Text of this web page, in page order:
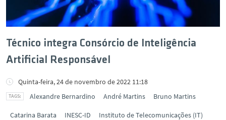
Técnico integra Consórcio de Inteligência
Artificial Responsável
Quinta-feira, 24 de novembro de 2022 11:18
Alexandre Bernardino
André Martins Bruno Martins
Catarina Barata INESC-ID Instituto de Telecomunicações (IT)